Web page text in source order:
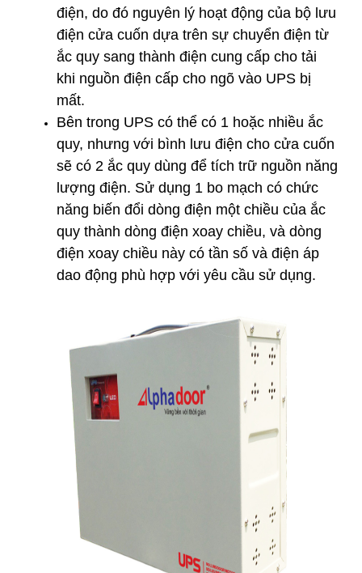
điện, do đó nguyên lý hoạt động của bộ lưu
điện cửa cuốn dựa trên sự chuyển điện từ
ắc quy sang thành điện cung cấp cho tải
khi nguồn điện cấp cho ngõ vào UPS bị
mất.
Bên trong UPS có thể có 1 hoặc nhiều ắc
quy, nhưng với bình lưu điện cho cửa cuốn
sẽ có 2 ắc quy dùng để tích trữ nguồn năng
lượng điện. Sử dụng 1 bo mạch có chức
năng biến đổi dòng điện một chiều của ắc
quy thành dòng điện xoay chiều, và dòng
điện xoay chiều này có tần số và điện áp
dao động phù hợp với yêu cầu sử dụng.